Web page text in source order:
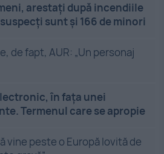
arestați după incendiile
sunt și 166 de minori
de fapt, AUR: „Un personaj
în fața unei
Termenul care se apropie
vine peste o Europă lovită de